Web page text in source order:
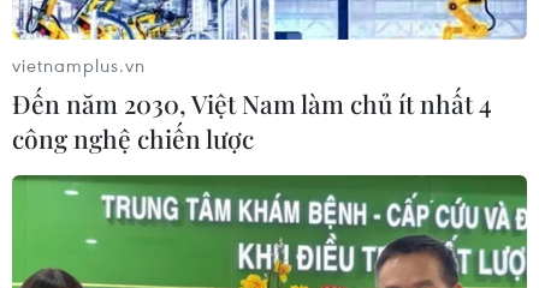
vietnamplus.vn
Đến năm 2030, Việt Nam làm chủ ít nhất 4
công nghệ chiến lược